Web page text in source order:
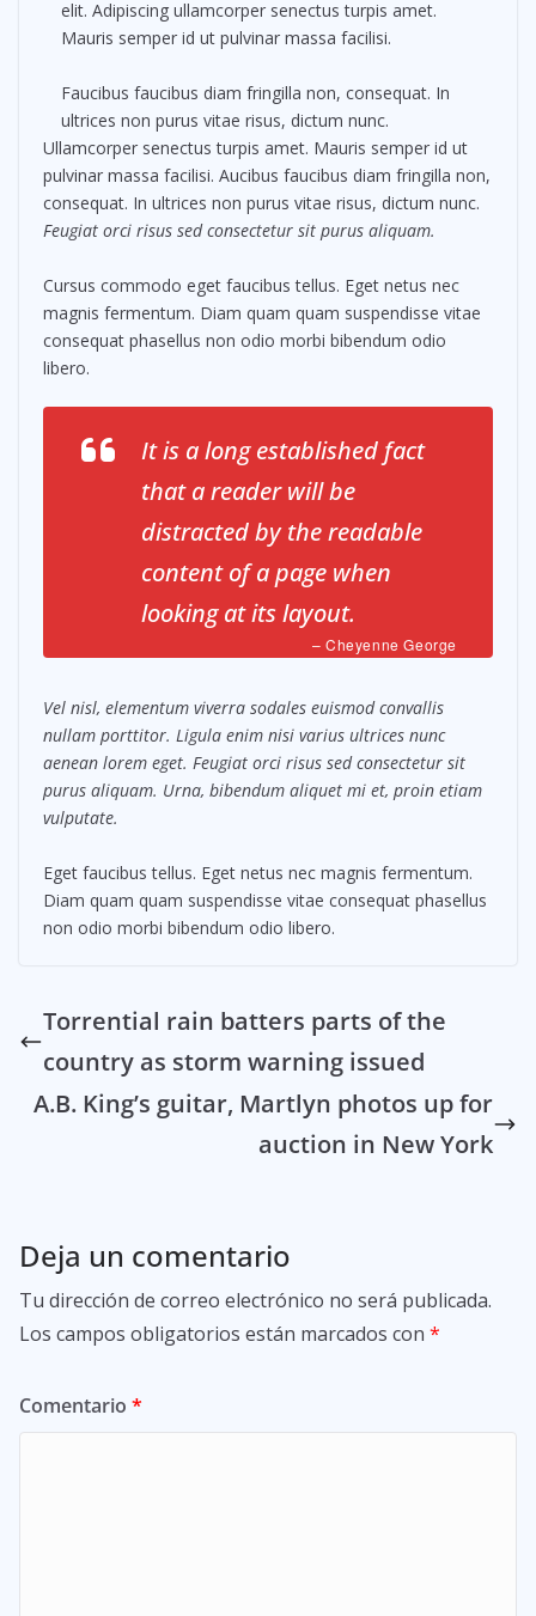
elit. Adipiscing ullamcorper senectus turpis amet.
Mauris semper id ut pulvinar massa facilisi.
Faucibus faucibus diam fringilla non, consequat. In
ultrices non purus vitae risus, dictum nunc.
Ullamcorper senectus turpis amet. Mauris semper id ut
pulvinar massa facilisi. Aucibus faucibus diam fringilla non,
consequat. In ultrices non purus vitae risus, dictum nunc.
Feugiat orci risus sed consectetur sit purus aliquam.
Cursus commodo eget faucibus tellus. Eget netus nec
magnis fermentum. Diam quam quam suspendisse vitae
consequat phasellus non odio morbi bibendum odio
libero.
It is a long established fact
that a reader will be
distracted by the readable
content of a page when
looking at its layout.
– Cheyenne George
Vel nisl, elementum viverra sodales euismod convallis
nullam porttitor. Ligula enim nisi varius ultrices nunc
aenean lorem eget. Feugiat orci risus sed consectetur sit
purus aliquam. Urna, bibendum aliquet mi et, proin etiam
vulputate.
Eget faucibus tellus. Eget netus nec magnis fermentum.
Diam quam quam suspendisse vitae consequat phasellus
non odio morbi bibendum odio libero.
Torrential rain batters parts of the
country as storm warning issued
A.B. King’s guitar, Martlyn photos up for
auction in New York
Deja un comentario
Tu dirección de correo electrónico no será publicada.
Los campos obligatorios están marcados con *
Comentario *